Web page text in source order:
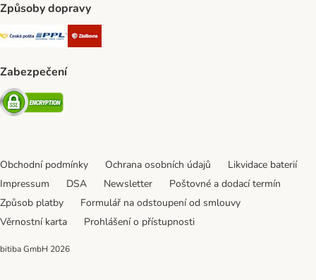
Způsoby dopravy
Česká pošta Shipping Method
PPL Shipping Method
Zabezpečení
Security
Obchodní podmínky Ochrana osobních údajů
Likvidace baterií
Impressum
DSA Newsletter
Poštovné a dodací termín
Způsob platby
Formulář na odstoupení od smlouvy
Věrnostní karta
Prohlášení o přístupnosti
bitiba GmbH 2026